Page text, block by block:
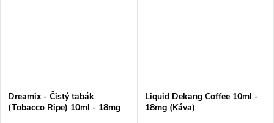
Dreamix - Čistý tabák
(Tobacco Ripe) 10ml - 18mg
Liquid Dekang Coffee 10ml -
18mg (Káva)